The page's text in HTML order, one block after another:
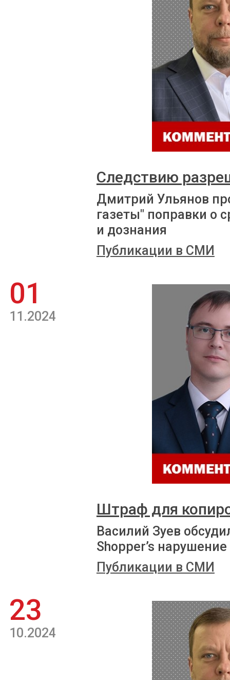
Следствию
Дмитрий Ульянов
газеты" поправки о
и дознания
Публикации в СМИ
01
11.2024
Штраф для
Василий Зуев
Shopper’s
Публикации в СМИ
23
10.2024